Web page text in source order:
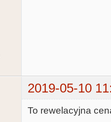
2019-05-10
To rewelacyjna